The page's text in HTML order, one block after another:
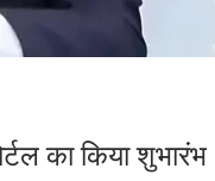
का किया शुभारंभ